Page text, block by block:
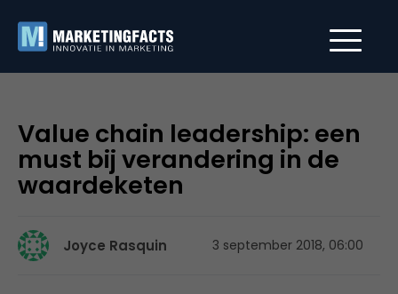
Value chain leadership: een
must bij verandering in de
waardeketen
Joyce Rasquin 3 september 2018, 06:00